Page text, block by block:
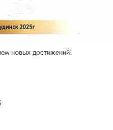
новых достижений!